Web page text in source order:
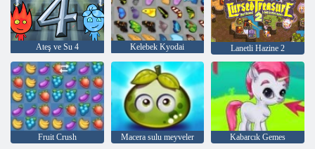
Ateş ve Su 4 Kelebek Kyodai Lanetli Hazine 2
Fruit Crush Macera sulu meyveler Kabarcık Gemes